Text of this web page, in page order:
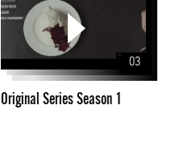
Series
Season
03
Original Series Season 1